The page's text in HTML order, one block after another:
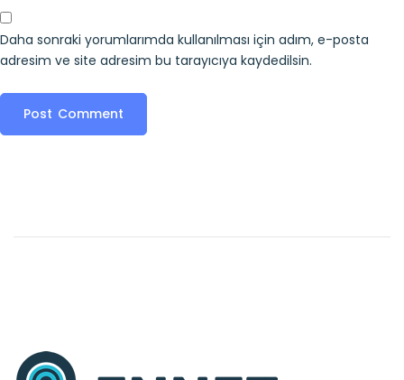
Daha sonraki yorumlarımda kullanılması için adım, e-posta
adresim ve site adresim bu tarayıcıya kaydedilsin.